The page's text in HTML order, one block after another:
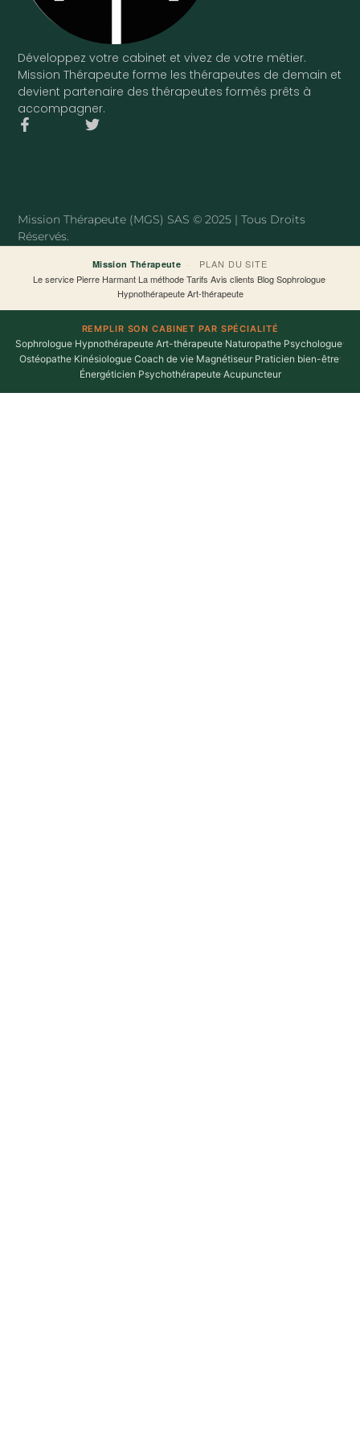
Développez votre cabinet et vivez de votre métier.
Mission Thérapeute forme les thérapeutes de demain et
devient partenaire des thérapeutes formés prêts à
accompagner.
F
k
-
T
Mission Thérapeute (MGS) SAS © 2025 | Tous Droits
Réservés.
Mission Thérapeute ·
PLAN DU SITE
Le service·Pierre Harmant·La méthode·Tarifs·Avis clients·Blog·Sophrologue·
Hypnothérapeute·Art-thérapeute
REMPLIR SON CABINET PAR SPÉCIALITÉ
Sophrologue·Hypnothérapeute·Art-thérapeute·Naturopathe·Psychologue·
Ostéopathe·Kinésiologue·Coach de vie·Magnétiseur·Praticien bien-être·
Énergéticien·Psychothérapeute·Acupuncteur